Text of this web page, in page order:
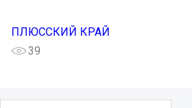
ПЛЮССКИЙ КРАЙ
39